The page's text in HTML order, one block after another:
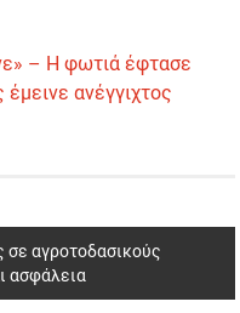
– Η φωτιά έφτασε
ανέγγιχτος
αγροτοδασικούς
ασφάλεια